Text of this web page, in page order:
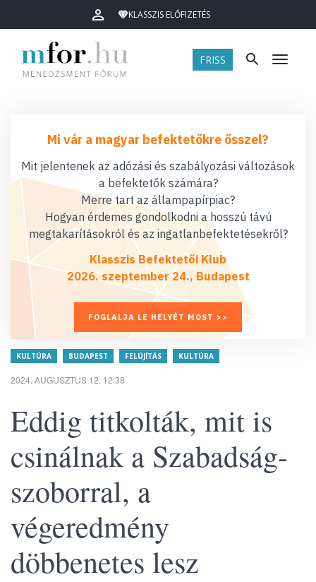
KLASSZIS ELŐFIZETÉS
FRISS Menü
Mi vár a magyar befektetőkre ősszel?
Mit jelentenek az adózási és szabályozási változások
a befektetők számára?
Merre tart az állampapírpiac?
Hogyan érdemes gondolkodni a hosszú távú
megtakarításokról és az ingatlanbefektetésekről?
Klasszis Befektetői Klub
2026. szeptember 24., Budapest
FOGLALJA LE HELYÉT MOST >>
KULTÚRA BUDAPEST FELÚJÍTÁS KULTÚRA
2024. AUGUSZTUS 12. 12:38
Eddig titkolták, mit is
csinálnak a Szabadság-
szoborral, a
végeredmény
döbbenetes lesz